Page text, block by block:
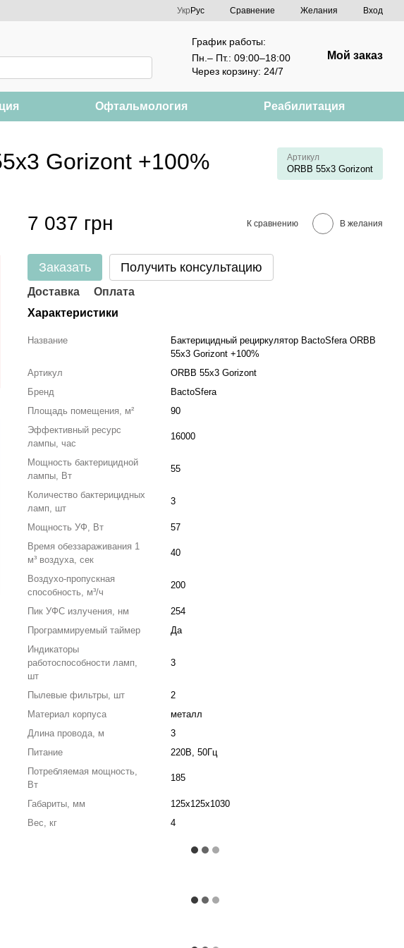
Укр Рус Сравнение Желания Вход
График работы:
Пн.– Пт.: 09:00–18:00
Через корзину: 24/7
Мой заказ
Офтальмология Реабилитация
Gorizont +100% Артикул
ORBB 55x3 Gorizont
7 037 грн К сравнению В желания
Заказать Получить консультацию
Доставка
Оплата
Характеристики
Название
Бактерицидный рециркулятор BactoSfera ORBB
55x3 Gorizont +100%
Артикул
ORBB 55x3 Gorizont
Бренд
BactoSfera
Площадь помещения, м²
90
Эффективный ресурс
лампы, час
16000
Мощность бактерицидной
лампы, Вт
55
Количество бактерицидных
ламп, шт
3
Мощность УФ, Вт
57
Время обеззараживания 1
м³ воздуха, сек
40
Воздухо-пропускная
способность, м³/ч
200
Пик УФС излучения, нм
254
Программируемый таймер
Да
Индикаторы
работоспособности ламп,
шт
3
Пылевые фильтры, шт
2
Материал корпуса
металл
Длина провода, м
3
Питание
220В, 50Гц
Потребляемая мощность,
Вт
185
Габариты, мм
125х125х1030
Вес, кг
4